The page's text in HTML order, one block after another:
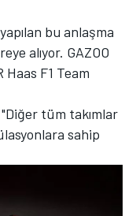
bu anlaşma
alıyor. GAZOO
Haas F1 Team
tüm takımlar
sahip